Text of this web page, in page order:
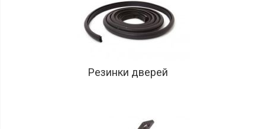
Резинки дверей